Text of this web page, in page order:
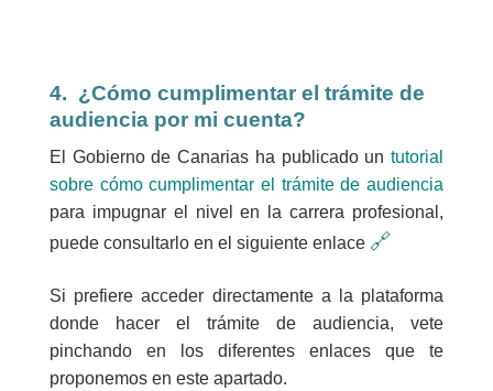
4. ¿Cómo cumplimentar el trámite de
audiencia por mi cuenta?
El Gobierno de Canarias ha publicado un tutorial
sobre cómo cumplimentar el trámite de audiencia
para impugnar el nivel en la carrera profesional,
puede consultarlo en el siguiente enlace 🔗
Si prefiere acceder directamente a la plataforma
donde hacer el trámite de audiencia, vete
pinchando en los diferentes enlaces que te
proponemos en este apartado.